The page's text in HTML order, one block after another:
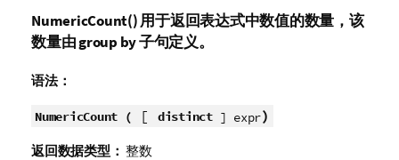
NumericCount()用于返回表达式中数值的数量，该
数量由group by子句定义。
语法：
NumericCount ( [ distinct] expr)
返回数据类型： 整数